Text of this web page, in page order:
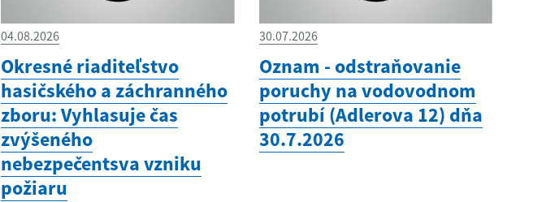
04.08.2026
Okresné riaditeľstvo
hasičského a záchranného
zboru: Vyhlasuje čas
zvýšeného
nebezpečentsva vzniku
požiaru
30.07.2026
Oznam - odstraňovanie
poruchy na vodovodnom
potrubí (Adlerova 12) dňa
30.7.2026